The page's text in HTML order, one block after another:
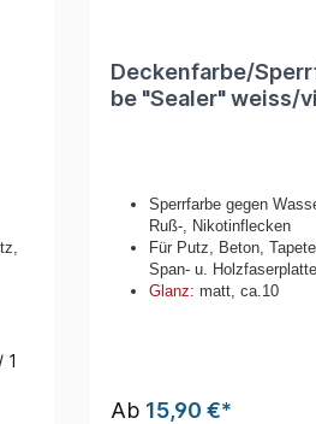
1
Deckenfarbe/
be "Sealer" weiss/
Sperrfarbe gegen
Ruß-, Nikotinflecken
Für Putz, Beton, Tapete,
Span- u.
Glanz: matt, ca.10
Ab 15,90 €*